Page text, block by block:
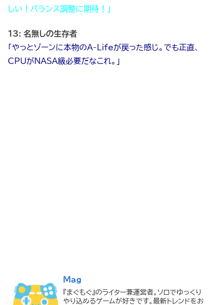
しい！バランス調整に期待！」
13: 名無しの生存者
「やっとゾーンに本物のA-Lifeが戻った感じ。でも正直、
CPUがNASA級必要だなこれ。」
Mag
『まぐもぐ』のライター兼運営者。ソロでゆっくり
やり込めるゲームが好きです。最新トレンドをお